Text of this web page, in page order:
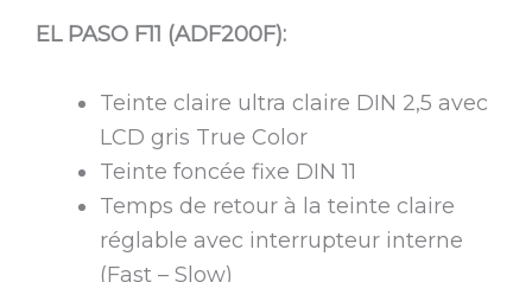
EL PASO F11 (ADF200F):
Teinte claire ultra claire DIN 2,5 avec
LCD gris True Color
Teinte foncée fixe DIN 11
Temps de retour à la teinte claire
réglable avec interrupteur interne
(Fast – Slow)